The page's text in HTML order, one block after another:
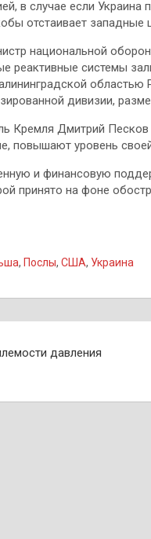
в случае если
отстаивает западные
национальной
реактивные системы
дивизии,
Кремля Дмитрий
повышают уровень
и финансовую
принято на фоне
, Послы, США, Украина
давления